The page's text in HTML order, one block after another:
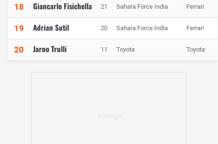
18 Giancarlo Fisichella 21 Sahara Force India Ferrari
19 Adrian Sutil 20 Sahara Force India Ferrari
20 Jarno Trulli 11 Toyota Toyota